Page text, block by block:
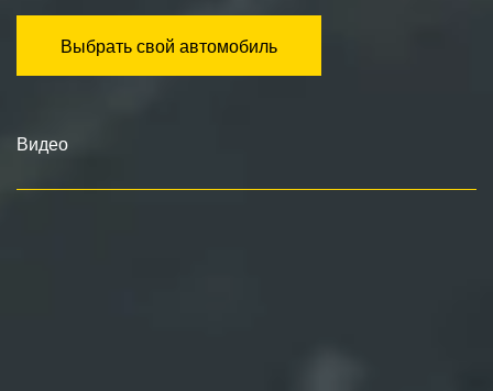
Выбрать свой автомобиль
Видео